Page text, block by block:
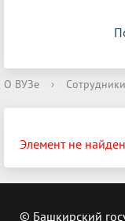
О ВУЗе › Сотрудники
Элемент не
© Башкирский